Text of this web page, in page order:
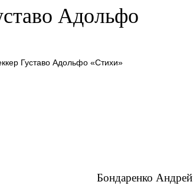
Адольфо
Густаво Адольфо «Стихи»
Бондаренко Андрей